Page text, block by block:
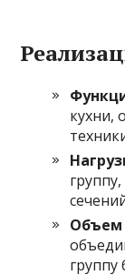
кухни,
Объем